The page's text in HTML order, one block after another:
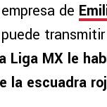
de
a Liga MX le
la escuadra